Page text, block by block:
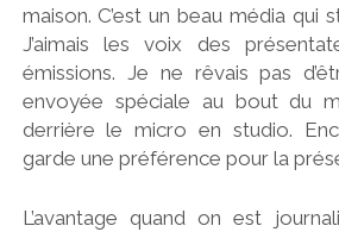
maison. C’est un beau média qui
J’aimais les voix des
émissions. Je ne rêvais pas
envoyée spéciale au bout du
derrière le micro en studio.
garde une préférence pour la
L’avantage quand on est